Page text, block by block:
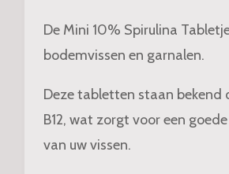
De Mini 10% Spirulina
bodemvissen en garnalen.
Deze tabletten staan
B12, wat zorgt voor een
van uw vissen.